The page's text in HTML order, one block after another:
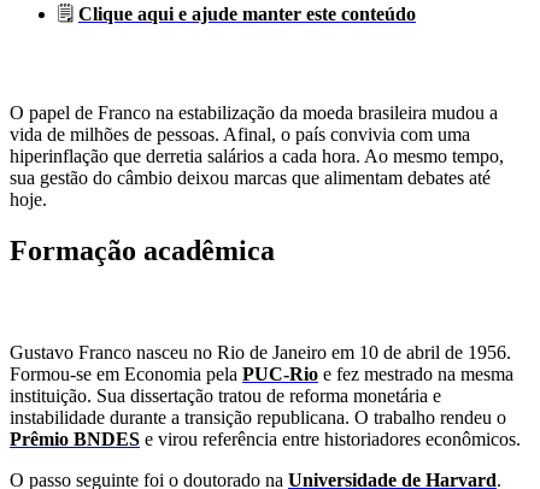
🗒️ Clique aqui e ajude manter este conteúdo
O papel de Franco na estabilização da moeda brasileira mudou a
vida de milhões de pessoas. Afinal, o país convivia com uma
hiperinflação que derretia salários a cada hora. Ao mesmo tempo,
sua gestão do câmbio deixou marcas que alimentam debates até
hoje.
Formação acadêmica
Gustavo Franco nasceu no Rio de Janeiro em 10 de abril de 1956.
Formou-se em Economia pela PUC-Rio e fez mestrado na mesma
instituição. Sua dissertação tratou de reforma monetária e
instabilidade durante a transição republicana. O trabalho rendeu o
Prêmio BNDES e virou referência entre historiadores econômicos.
O passo seguinte foi o doutorado na Universidade de Harvard.